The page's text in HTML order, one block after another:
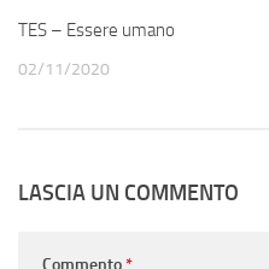
TES – Essere umano
02/11/2020
LASCIA UN COMMENTO